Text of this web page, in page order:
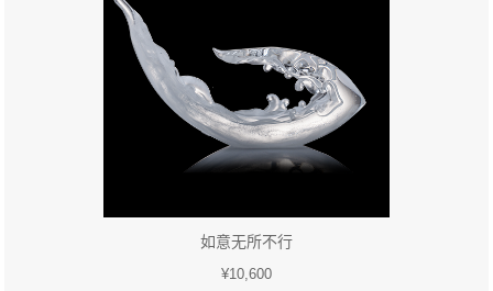
如意无所不行
¥10,600